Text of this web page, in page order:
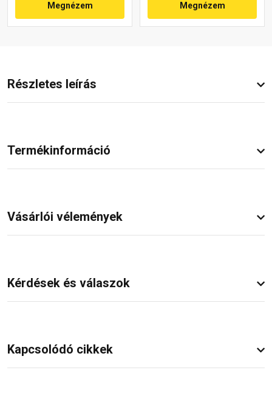
Megnézem Megnézem
Részletes leírás
Termékinformáció
Vásárlói vélemények
Kérdések és válaszok
Kapcsolódó cikkek